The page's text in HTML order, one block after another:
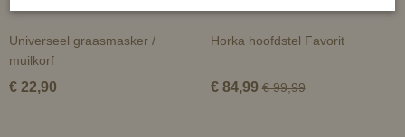
Universeel graasmasker /
muilkorf
€ 22,90
Horka hoofdstel Favorit
€ 84,99 € 99,99